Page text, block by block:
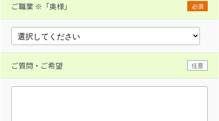
ご職業 ※「奥様」 必須
ご質問・ご希望 任意